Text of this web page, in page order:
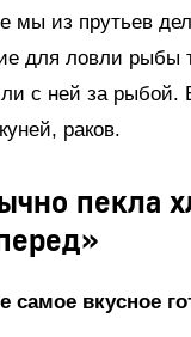
мы из прутьев
для ловли рыбы
с ней за рыбой.
раков.
пекла
самое вкусное